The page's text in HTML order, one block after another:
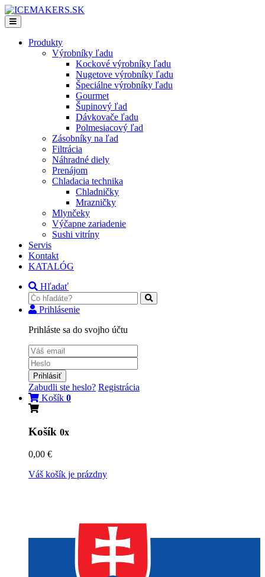
Produkty
Výrobníky ľadu
Kockové výrobníky ľadu
Nugetove výrobníky ľadu
Špeciálne výrobníky ľadu
Gourmet
Šupinový ľad
Dávkovače ľadu
Polmesiacový ľad
Zásobníky na ľad
Filtrácia
Náhradné diely
Prenájom
Chladacia technika
Chladničky
Mrazničky
Mlynčeky
Výčapne zariadenie
Sushi vitríny
Servis
Kontakt
KATALÓG
Hľadať
Prihlásenie
Prihláste sa do svojho účtu
Prihlásiť
Zabudli ste heslo? Registrácia
Košík 0
Košík 0x
0,00 €
Váš košík je prázdny